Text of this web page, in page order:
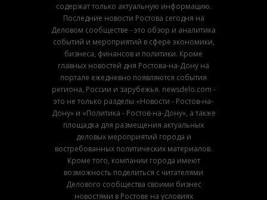
содержат только актуальную информацию.
Последние новости Ростова сегодня на
Деловом сообществе - это обзор и аналитика
событий и мероприятий в сфере экономики,
бизнеса, финансов и политики. Кроме
главных новостей дня Ростова-на-Дону на
портале ежедневно появляются события
региона, России и зарубежья. newsdelo.com -
это не только разделы «Новости - Ростов-на-
Дону» и «Политика - Ростов-на-Дону», а также
площадка для размещения актуальных
деловых мероприятий города и
востребованных политических материалов.
Кроме того, компании города имеют
возможность поделиться с читателями
Делового сообщества своими бизнес
новостями в Ростове на условиях